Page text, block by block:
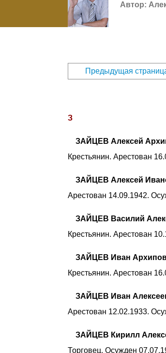
Автор:
Предыдущая
З
ЗАЙЦЕВ Алексей
Крестьянин. Арестован
ЗАЙЦЕВ Алексей
Арестован 14.09.1942.
ЗАЙЦЕВ Василий
Крестьянин. Арестован
ЗАЙЦЕВ Иван
Крестьянин. Арестован
ЗАЙЦЕВ Иван
Арестован 12.02.1933.
ЗАЙЦЕВ Кирилл
Торговец. Осужден